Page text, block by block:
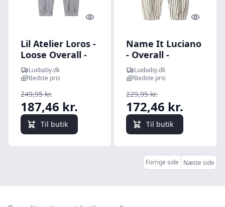
Quick look
Lil Atelier Loros -
Loose Overall -
Sleet - 56 cm
Luxbaby.dk
Bedste pris
249,95 kr.
187,46 kr.
Til butik
Quick
Name It Luciano
- Overall -
Antique White -
56 cm
Luxbaby.dk
Bedste pris
229,95 kr.
172,46 kr.
Til butik
Forrige side Næste side